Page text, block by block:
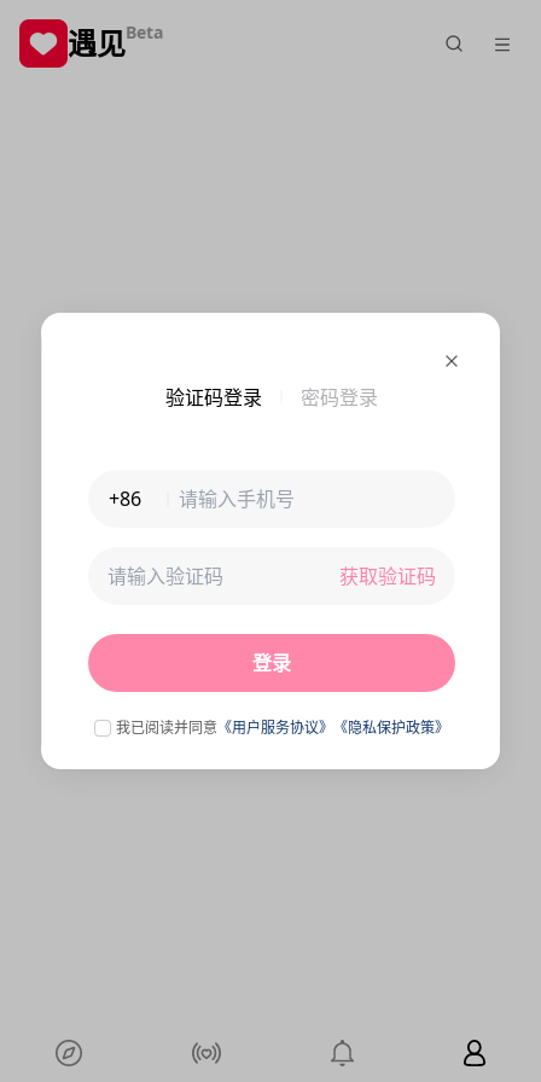
验证码登录 密码登录
+86
获取验证码
登录
我已阅读并同意 《用户服务协议》 《隐私保护政策》
遇见Beta
未连接到服务器,刷新一下试试